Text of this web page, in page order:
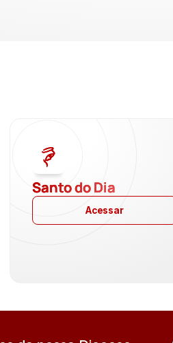
Santo do Dia
Acessar